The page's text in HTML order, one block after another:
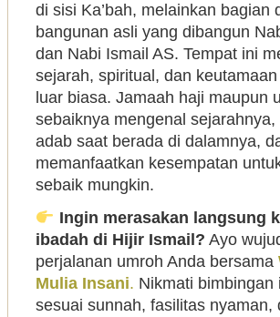
di sisi Ka’bah, melainkan bagian
bangunan asli yang dibangun
dan Nabi Ismail AS. Tempat ini
sejarah, spiritual, dan
luar biasa. Jamaah haji maupun
sebaiknya mengenal sejarahnya,
adab saat berada di dalamnya,
memanfaatkan kesempatan
sebaik mungkin.
Ingin merasakan langsung
ibadah di Hijir Ismail? Ayo
perjalanan umroh Anda bersama
Mulia Insani. Nikmati bimbingan
sesuai sunnah, fasilitas nyaman,